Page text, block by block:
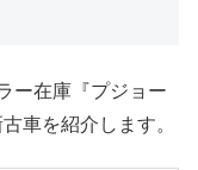
ー在庫『プジョー
車を紹介します。